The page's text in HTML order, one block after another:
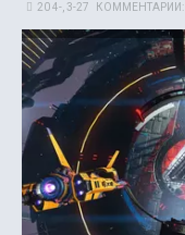
20 4-, 3-27 КОММЕНТАРИИ: